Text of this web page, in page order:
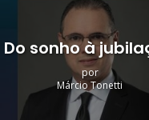
Do sonho à
por
Márcio Tonetti